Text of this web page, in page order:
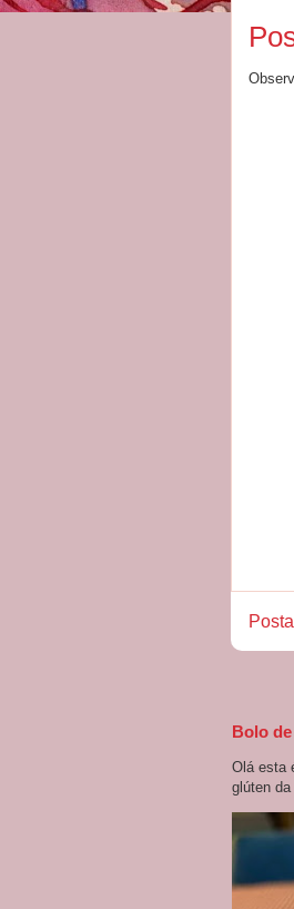
Bolo
Olá esta
glúten